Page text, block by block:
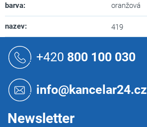
barva: oranžová
nazev: 419
+420 800 100 030
info@kancelar24.cz
Newsletter